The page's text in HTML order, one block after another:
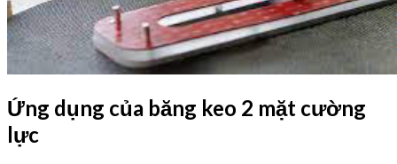
Ứng dụng của băng keo 2 mặt cường
lực